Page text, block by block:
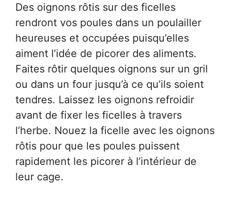
Des oignons rôtis sur des ficelles
rendront vos poules dans un poulailler
heureuses et occupées puisqu’elles
aiment l’idée de picorer des aliments.
Faites rôtir quelques oignons sur un gril
ou dans un four jusqu’à ce qu’ils soient
tendres. Laissez les oignons refroidir
avant de fixer les ficelles à travers
l’herbe. Nouez la ficelle avec les oignons
rôtis pour que les poules puissent
rapidement les picorer à l’intérieur de
leur cage.